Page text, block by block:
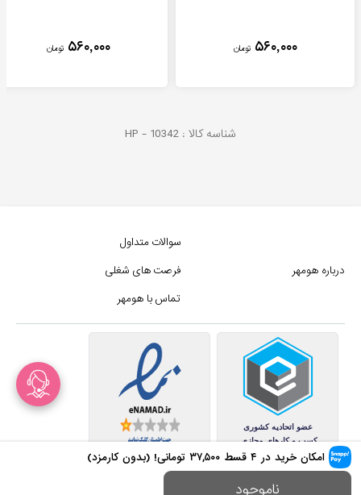
امکان خرید در ۴ قسط ۳۷,۵۰۰ تومانی! (بدون کارمزد)
ناموجود
۵۶۰,۰۰۰ تومان ۵۶۰,۰۰۰ تومان
شناسه کالا : HP - 10342
درباره هومهر
سوالات متداول
فرصت های شغلی
تماس با هومهر
کلیه حقوق این سایت متعلق به